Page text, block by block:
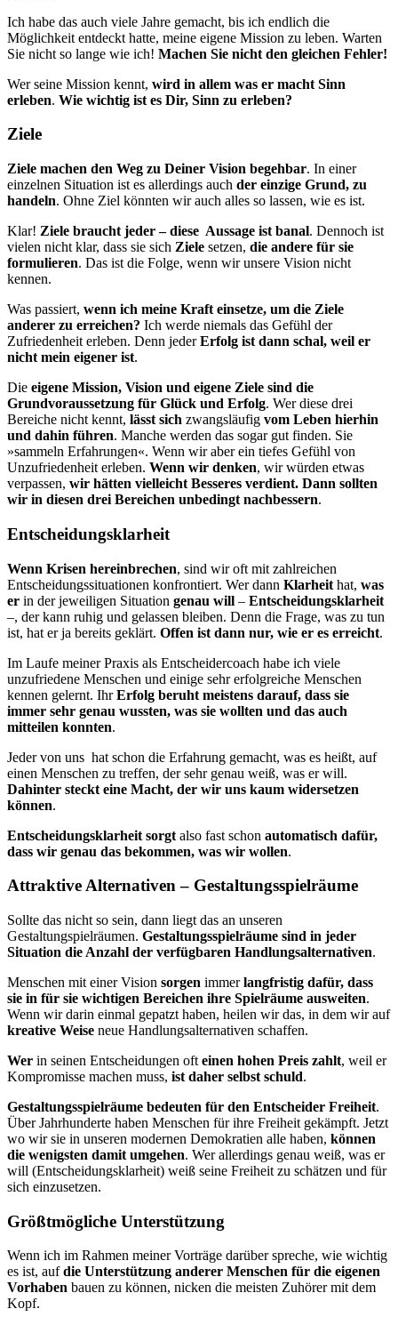
Ich habe das auch viele Jahre gemacht, bis ich endlich die
Möglichkeit entdeckt hatte, meine eigene Mission zu leben. Warten
Sie nicht so lange wie ich! Machen Sie nicht den gleichen Fehler!
Wer seine Mission kennt, wird in allem was er macht Sinn
erleben. Wie wichtig ist es Dir, Sinn zu erleben?
Ziele
Ziele machen den Weg zu Deiner Vision begehbar. In einer
einzelnen Situation ist es allerdings auch der einzige Grund, zu
handeln. Ohne Ziel könnten wir auch alles so lassen, wie es ist.
Klar! Ziele braucht jeder – diese Aussage ist banal. Dennoch ist
vielen nicht klar, dass sie sich Ziele setzen, die andere für sie
formulieren. Das ist die Folge, wenn wir unsere Vision nicht
kennen.
Was passiert, wenn ich meine Kraft einsetze, um die Ziele
anderer zu erreichen? Ich werde niemals das Gefühl der
Zufriedenheit erleben. Denn jederErfolg ist dann schal, weil er
nicht mein eigener ist.
Die eigene Mission, Vision und eigene Ziele sind die
Grundvoraussetzung für Glück und Erfolg. Wer diese drei
Bereiche nicht kennt, lässt sich zwangsläufig vom Leben hierhin
und dahin führen. Manche werden das sogar gut finden. Sie
»sammeln Erfahrungen«. Wenn wir aber ein tiefes Gefühl von
Unzufriedenheit erleben. Wenn wir denken, wir würden etwas
verpassen, wir hätten vielleicht Besseres verdient. Dann sollten
wir in diesen drei Bereichen unbedingt nachbessern.
Entscheidungsklarheit
Wenn Krisen hereinbrechen, sind wir oft mit zahlreichen
Entscheidungssituationen konfrontiert. Wer dann Klarheit hat, was
er in der jeweiligen Situation genau will – Entscheidungsklarheit
–, der kann ruhig und gelassen bleiben. Denn die Frage, was zu tun
ist, hat er ja bereits geklärt. Offen ist dann nur, wie er es erreicht.
Im Laufe meiner Praxis als Entscheidercoach habe ich viele
unzufriedene Menschen und einige sehr erfolgreiche Menschen
kennen gelernt. IhrErfolg beruht meistens darauf, dass sie
immer sehr genau wussten, was sie wollten und das auch
mitteilen konnten.
Jeder von uns hat schon die Erfahrung gemacht, was es heißt, auf
einen Menschen zu treffen, der sehr genau weiß, was er will.
Dahinter steckt eine Macht, der wir uns kaum widersetzen
können.
Entscheidungsklarheit sorgt also fast schon automatisch dafür,
dass wir genau das bekommen, was wir wollen.
Attraktive Alternativen – Gestaltungsspielräume
Sollte das nicht so sein, dann liegt das an unseren
Gestaltungspielräumen. Gestaltungsspielräume sind in jeder
Situation die Anzahl der verfügbaren Handlungsalternativen.
Menschen mit einer Vision sorgen immerlangfristig dafür, dass
sie in für sie wichtigen Bereichen ihre Spielräume ausweiten.
Wenn wir darin einmal gepatzt haben, heilen wir das, in dem wir auf
kreative Weise neue Handlungsalternativen schaffen.
Wer in seinen Entscheidungen oft einen hohen Preis zahlt, weil er
Kompromisse machen muss, ist daher selbst schuld.
Gestaltungsspielräume bedeuten für den Entscheider Freiheit.
Über Jahrhunderte haben Menschen für ihre Freiheit gekämpft. Jetzt
wo wir sie in unseren modernen Demokratien alle haben, können
die wenigsten damit umgehen. Wer allerdings genau weiß, was er
will (Entscheidungsklarheit) weiß seine Freiheit zu schätzen und für
sich einzusetzen.
Größtmögliche Unterstützung
Wenn ich im Rahmen meiner Vorträge darüber spreche, wie wichtig
es ist, aufdie Unterstützung anderer Menschen für die eigenen
Vorhaben bauen zu können, nicken die meisten Zuhörer mit dem
Kopf.